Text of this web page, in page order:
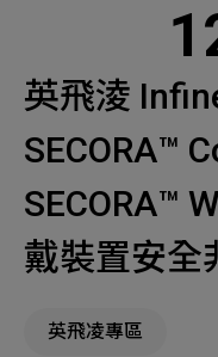
產品與應用
Machinery
機材事業群
英飛淩
SECORA™
SECORA™
戴裝置安全
英飛凌專區
Select 選擇諮詢產
Machinery
機材事業群
無諮詢項目
聯繫電話
Email
主旨
其他問題